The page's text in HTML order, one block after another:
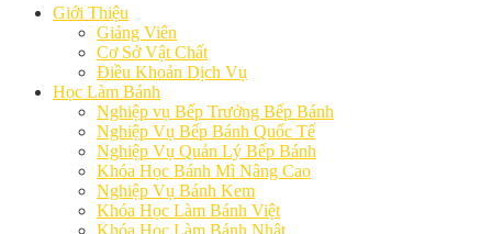
Giới Thiệu
Giảng Viên
Cơ Sở Vật Chất
Điều Khoản Dịch Vụ
Học Làm Bánh
Nghiệp vụ Bếp Trưởng Bếp Bánh
Nghiệp Vụ Bếp Bánh Quốc Tế
Nghiệp Vụ Quản Lý Bếp Bánh
Khóa Học Bánh Mì Nâng Cao
Nghiệp Vụ Bánh Kem
Khóa Học Làm Bánh Việt
Khóa Học Làm Bánh Nhật